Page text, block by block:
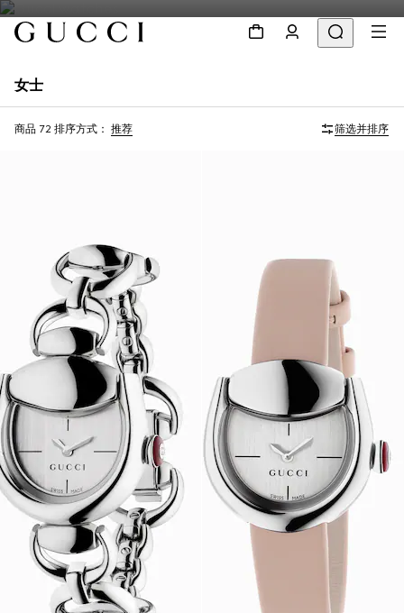
女士
商品 72 排序方式： 推荐 筛选并排序